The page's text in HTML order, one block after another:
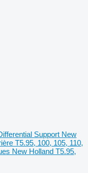
Support New
T5.95, 100, 105, 110,
New Holland T5.95,